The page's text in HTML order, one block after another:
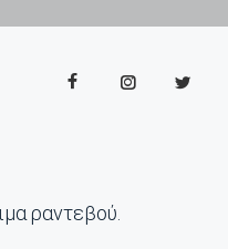
ραντεβού.